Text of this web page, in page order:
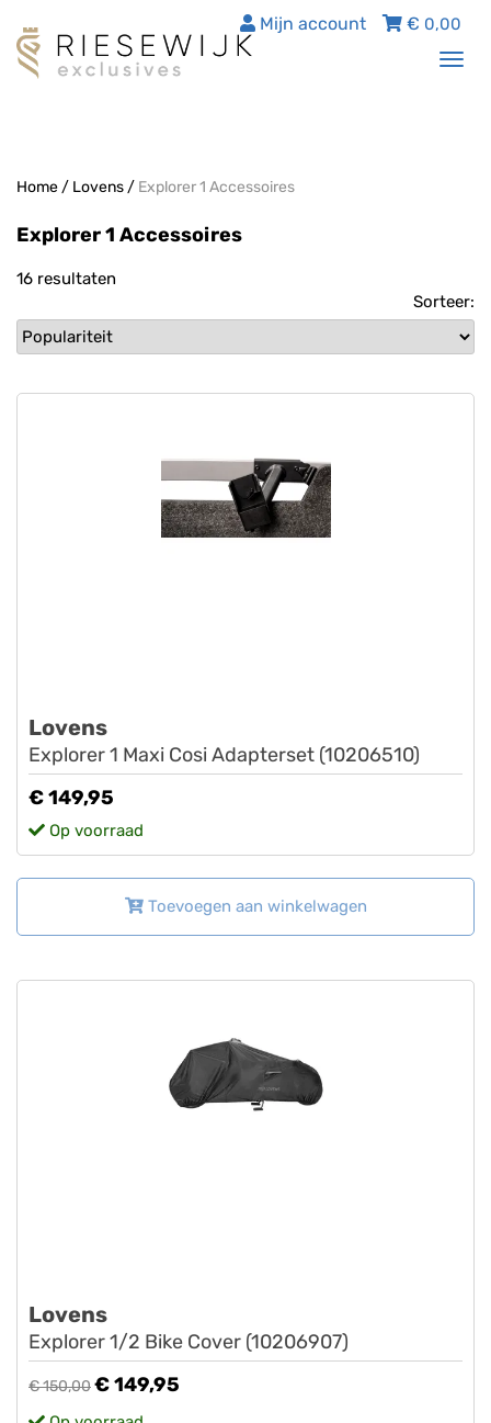
€ 0,00
Mijn account
Home/ Lovens/ Explorer 1 Accessoires
Explorer 1 Accessoires
16 resultaten
Sorteer:
Lovens
Explorer 1 Maxi Cosi Adapterset (10206510)
€ 149,95
Op voorraad
Toevoegen aan winkelwagen
Lovens
Explorer 1/2 Bike Cover (10206907)
€ 150,00€ 149,95